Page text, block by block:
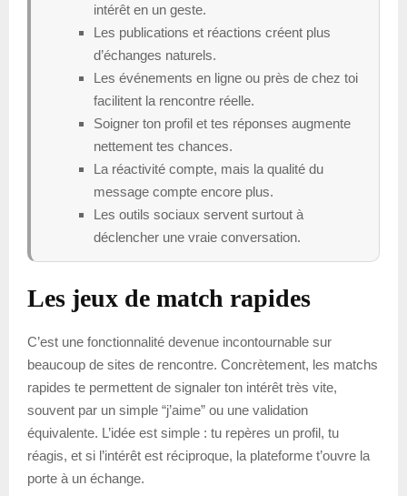
intérêt en un geste.
Les publications et réactions créent plus
d’échanges naturels.
Les événements en ligne ou près de chez toi
facilitent la rencontre réelle.
Soigner ton profil et tes réponses augmente
nettement tes chances.
La réactivité compte, mais la qualité du
message compte encore plus.
Les outils sociaux servent surtout à
déclencher une vraie conversation.
Les jeux de match rapides
C’est une fonctionnalité devenue incontournable sur
beaucoup de sites de rencontre. Concrètement, les matchs
rapides te permettent de signaler ton intérêt très vite,
souvent par un simple “j’aime” ou une validation
équivalente. L’idée est simple : tu repères un profil, tu
réagis, et si l’intérêt est réciproque, la plateforme t’ouvre la
porte à un échange.